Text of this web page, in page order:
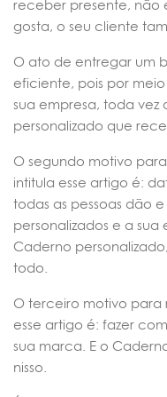
receber presente, não
gosta, o seu cliente
O ato de entregar um
eficiente, pois por
sua empresa, toda vez
personalizado que
O segundo motivo
intitula esse artigo é:
todas as pessoas dão
personalizados e a
Caderno
todo.
O terceiro motivo para
esse artigo é: fazer
sua marca. E o
nisso.